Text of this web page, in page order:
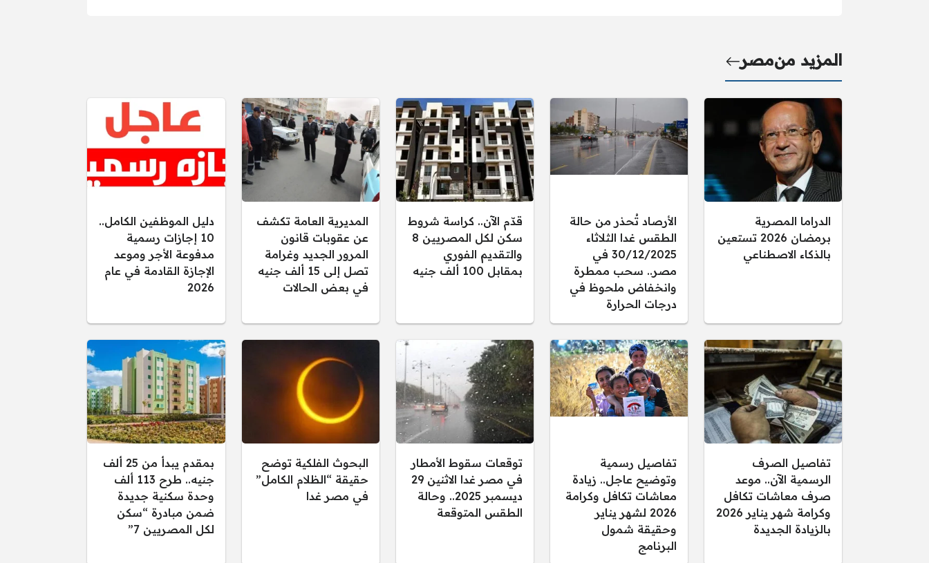
المزيد منمصر
الدراما المصرية
برمضان 2026 تستعين
بالذكاء الاصطناعي
الأرصاد تُحذر من حالة
الطقس غدا الثلاثاء
30/12/2025 في
مصر.. سحب ممطرة
وانخفاض ملحوظ في
درجات الحرارة
قدّم الآن.. كراسة شروط
سكن لكل المصريين 8
والتقديم الفوري
بمقابل 100 ألف جنيه
المديرية العامة تكشف
عن عقوبات قانون
المرور الجديد وغرامة
تصل إلى 15 ألف جنيه
في بعض الحالات
دليل الموظفين الكامل..
10 إجازات رسمية
مدفوعة الأجر وموعد
الإجازة القادمة في عام
2026
تفاصيل الصرف
الرسمية الآن.. موعد
صرف معاشات تكافل
وكرامة شهر يناير 2026
بالزيادة الجديدة
تفاصيل رسمية
وتوضيح عاجل.. زيادة
معاشات تكافل وكرامة
2026 لشهر يناير
وحقيقة شمول
البرنامج
توقعات سقوط الأمطار
في مصر غدا الاثنين 29
ديسمبر 2025.. وحالة
الطقس المتوقعة
البحوث الفلكية توضح
حقيقة “الظلام الكامل”
في مصر غدا
بمقدم يبدأ من 25 ألف
جنيه.. طرح 113 ألف
وحدة سكنية جديدة
ضمن مبادرة “سكن
لكل المصريين 7”